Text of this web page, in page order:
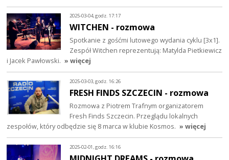
2025-03-04, godz. 17:17
WITCHEN - rozmowa
Spotkanie z gośćmi lutowego wydania cyklu [3x1].
Zespół Witchen reprezentują: Matylda Pietkiewicz
i Jacek Pawłowski. » więcej
2025-03-03, godz. 16:26
FRESH FINDS SZCZECIN - rozmowa
Rozmowa z Piotrem Trafnym organizatorem
Fresh Finds Szczecin. Przeglądu lokalnych
zespołów, który odbędzie się 8 marca w klubie Kosmos. » więcej
2025-02-01, godz. 16:16